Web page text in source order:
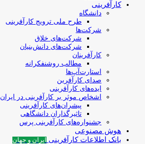
کارآفرینی
دانشگاه
طرح ملی ترویج کارآفرینی
شرکت‌ها
شرکت‌های خلاق
شرکت‌های دانش‌بنیان
کارآفرینان
مطالب روشنفکرانه
استارت‌آپ‌ها
صدای کارآفرین
ایده‌های کارآفرینی
اشخاص موثر بر کارآفرینی در ایران
پیشران‌های کارآفرینی
تاثیرگذاران دانشگاهی
جشنواره‌های کارآفرینی‌ پرس
هوش مصنوعی
بانک اطلاعات کارآفرینی
ایران و جهان